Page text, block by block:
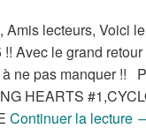
Amis lecteurs, Voici
Avec le grand
ne pas manquer !!
HEARTS
Continuer la lecture